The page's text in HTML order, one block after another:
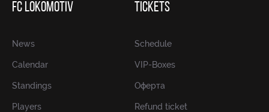
FC LOKOMOTIV
News
Calendar
Standings
Players
TICKETS
Schedule
VIP-Boxes
Оферта
Refund ticket